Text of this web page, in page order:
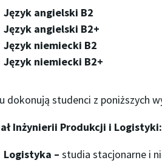
Język angielski B2
Język angielski B2+
Język niemiecki B2
Język niemiecki B2+
dokonują studenci z poniższych
Inżynierii Produkcji i Logistyki:
Logistyka – studia stacjonarne i